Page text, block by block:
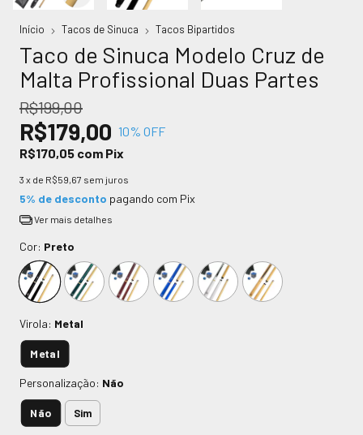
Início Tacos de Sinuca Tacos Bipartidos
Taco de Sinuca Modelo Cruz de
Malta Profissional Duas Partes
R$199,00
R$179,00 10% OFF
R$170,05 com Pix
3 x de R$59,67 sem juros
5% de desconto pagando com Pix
Ver mais detalhes
Cor: Preto
Virola: Metal
Metal
Personalização: Não
Não Sim